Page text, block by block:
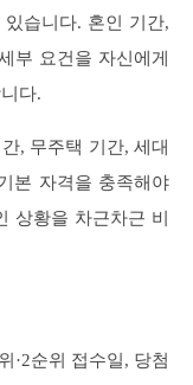
습니다. 혼인 기간,
부 요건을 자신에게
다.
, 무주택 기간, 세대
본 자격을 충족해야
상황을 차근차근 비
·2순위 접수일, 당첨